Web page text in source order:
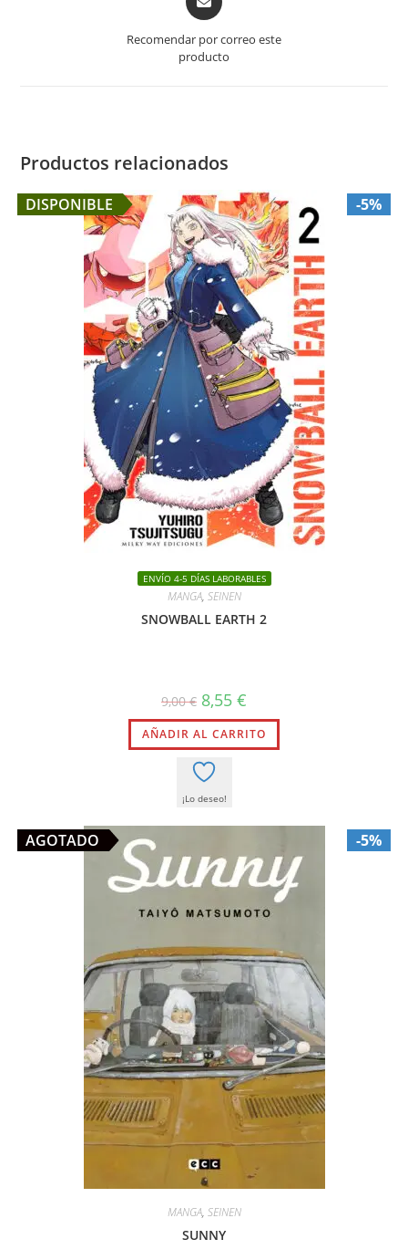
in
new
Recomendar por correo este
producto
Productos relacionados
DISPONIBLE -5%
ENVÍO 4-5 DÍAS LABORABLES
MANGA, SEINEN
SNOWBALL EARTH 2
9,00€ El
precio
original
era:
9,00 €.
8,55 €
actual
es:
8,55 €.
AÑADIR AL CARRITO
¡Lo deseo!
-5%
AGOTADO
MANGA, SEINEN
SUNNY